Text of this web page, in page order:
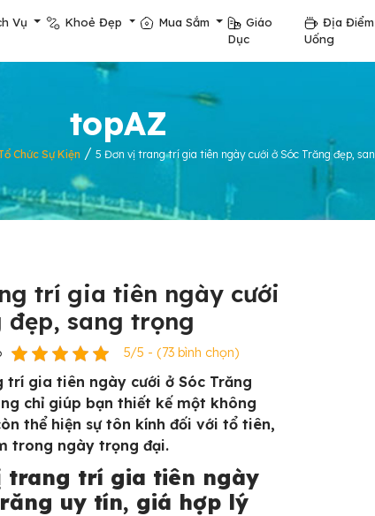
Vụ Khoẻ Đẹp Mua Sắm
Giáo
Dục
Địa Điểm
Uống
topAZ
Chức Sự Kiện / 5 Đơn vị trang trí gia tiên ngày cưới ở Sóc Trăng đẹp,
trí gia tiên ngày cưới
đẹp, sang trọng
5/5 - (73 bình chọn)
trí gia tiên ngày cưới ở Sóc Trăng
chỉ giúp bạn thiết kế một không
thể hiện sự tôn kính đối với tổ tiên,
trong ngày trọng đại.
trang trí gia tiên ngày
uy tín, giá hợp lý